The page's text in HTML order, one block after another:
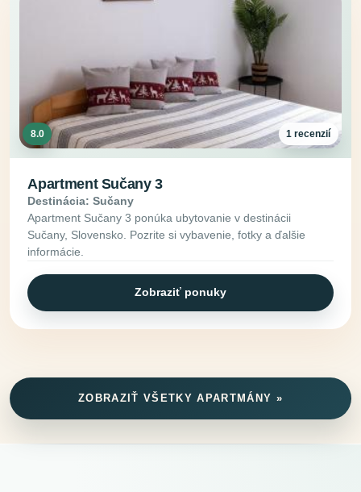
8.0 1 recenzií
Apartment Sučany 3
Destinácia: Sučany
Apartment Sučany 3 ponúka ubytovanie v destinácii
Sučany, Slovensko. Pozrite si vybavenie, fotky a ďalšie
informácie.
Zobraziť ponuky
ZOBRAZIŤ VŠETKY APARTMÁNY »